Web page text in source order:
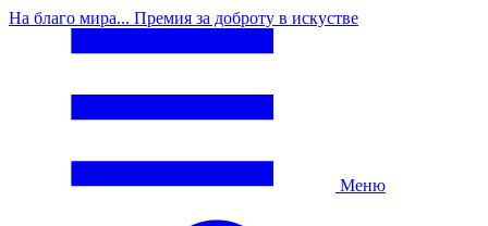
На благо мира... Премия за доброту в искустве
Меню